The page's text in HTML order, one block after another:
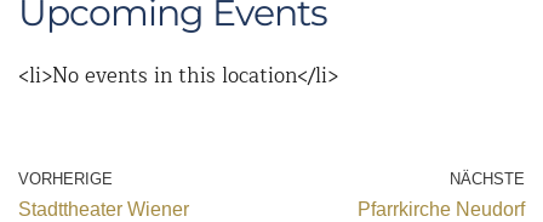
Upcoming Events
<li>No events in this location</li>
VORHERIGE
Stadttheater Wiener
NÄCHSTE
Pfarrkirche Neudorf